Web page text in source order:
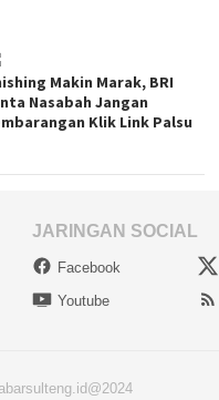
Makin Marak, BRI
Nasabah Jangan
Klik Link Palsu
JARINGAN SOCIAL
Facebook
Youtube